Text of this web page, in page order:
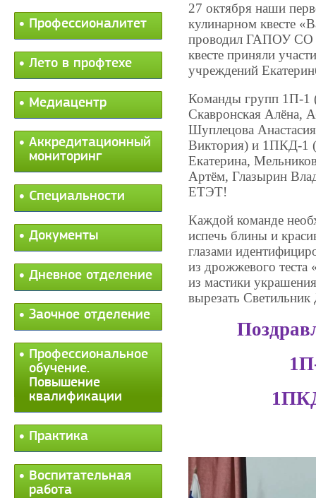
Профессионалитет
Лето в профтехе
Медиацентр
Аккредитационный
мониторинг
Специальности
Документы
Дневное отделение
Заочное отделение
Профессиональное
обучение.
Повышение
квалификации
Практика
Воспитательная
работа
27 октября наши
кулинарном квесте
проводил ГАПОУ СО
квесте приняли
учреждений
Команды групп 1П-1
Скавронская Алёна,
Шуплецова
Виктория) и 1ПКД-1
Екатерина,
Артём, Глазырин
ЕТЭТ!
Каждой команде
испечь блины и
глазами
из дрожжевого теста
из мастики
вырезать